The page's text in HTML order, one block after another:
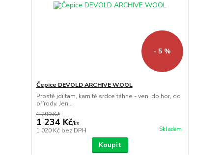
- 5 %
Čepice DEVOLD ARCHIVE WOOL
Prostě jdi tam, kam tě srdce táhne - ven, do hor, do
přírody. Jen...
1 299 Kč
1 234 Kč/ks
1 020 Kč bez DPH Skladem
Koupit